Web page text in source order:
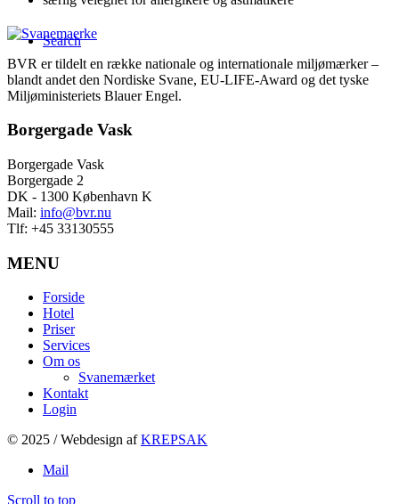
Search
BVR er tildelt en række nationale og internationale miljømærker –
blandt andet den Nordiske Svane, EU-LIFE-Award og det tyske
Miljøministeriets Blauer Engel.
Borgergade Vask
Borgergade Vask
Borgergade 2
DK - 1300 København K
Mail: info@bvr.nu
Tlf: +45 33130555
MENU
Forside
Hotel
Priser
Services
Om os
Svanemærket
Kontakt
Login
© 2025 / Webdesign afKREPSAK
Mail
Scroll to top